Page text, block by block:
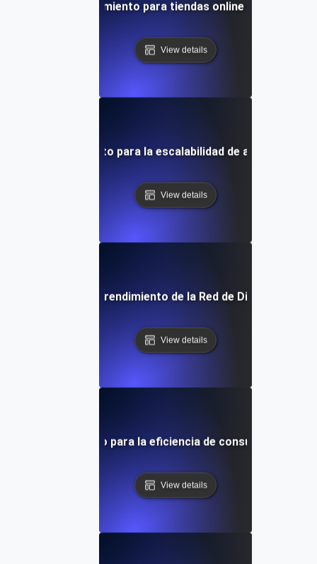
Pruebas de rendimiento para tiendas online de
View details
de rendimiento para la escalabilidad de aplicaciones
View details
para el rendimiento de la Red de Distribución
View details
de rendimiento para la eficiencia de consultas en
View details